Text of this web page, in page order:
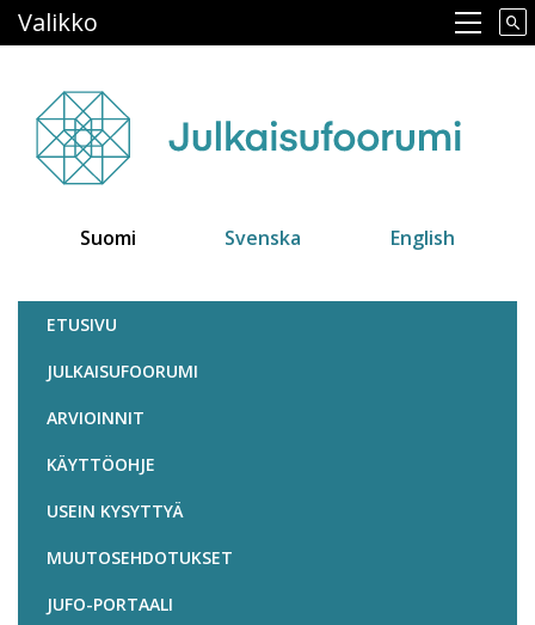
pääsisältöön
Main navigation
Valikko
Suomi Svenska English
Julkaisufoorumi
ETUSIVU
JULKAISUFOORUMI
ARVIOINNIT
KÄYTTÖOHJE
USEIN KYSYTTYÄ
MUUTOSEHDOTUKSET
JUFO-PORTAALI